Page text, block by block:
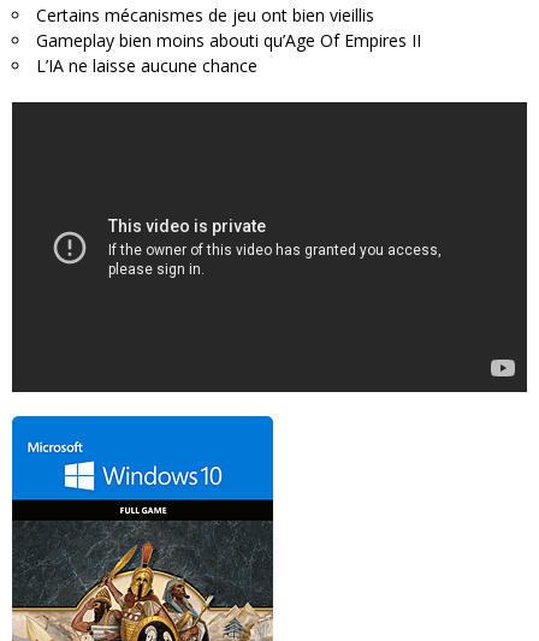
Certains mécanismes de jeu ont bien vieillis
Gameplay bien moins abouti qu’Age Of Empires II
L’IA ne laisse aucune chance